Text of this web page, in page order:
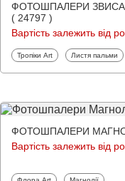
ФОТОШПАЛЕРИ
( 24797 )
Вартість залежить від
Фотошпалери
Тропіки Art Фотошпалери
Листя пальми
ФОТОШПАЛЕРИ
Вартість залежить від
Фотошпалери Фотошпалери